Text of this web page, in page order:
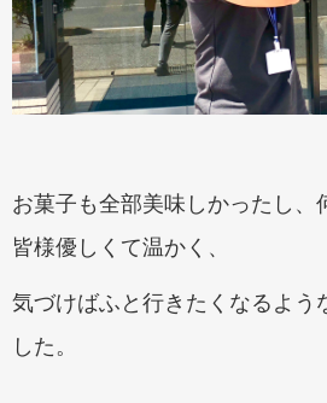
お菓子も全部美味しかったし、
皆様優しくて温かく、
気づけばふと行きたくなるよう
した。